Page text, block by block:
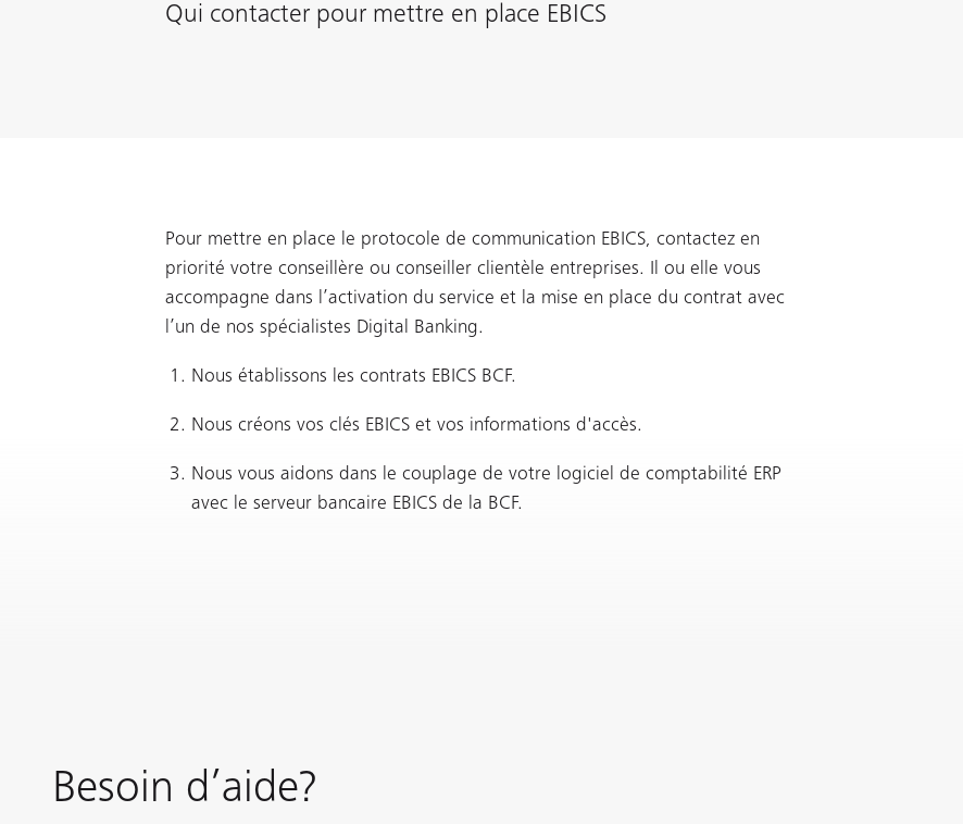
Qui contacter pour mettre en place EBICS
Pour mettre en place le protocole de communication EBICS, contactez en
priorité votre conseillère ou conseiller clientèle entreprises. Il ou elle vous
accompagne dans l’activation du service et la mise en place du contrat avec
l’un de nos spécialistes Digital Banking.
Nous établissons les contrats EBICS BCF.
Nous créons vos clés EBICS et vos informations d'accès.
Nous vous aidons dans le couplage de votre logiciel de comptabilité ERP
avec le serveur bancaire EBICS de la BCF.
Besoin d’aide?